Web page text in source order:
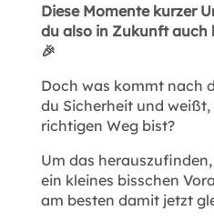
Diese Momente kurzer
du also in Zukunft auch
🎉
Doch was kommt nach
du Sicherheit und
richtigen Weg bist?
Um das
ein kleines bisschen
am besten damit jetzt